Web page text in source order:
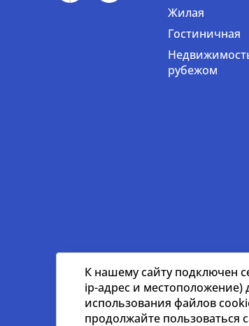
Жилая
Гостиничная
рубежом
© nikoliers.ru 1994 - 2026Все права
К нашему сайту подключен
ip-адрес и
использования файлов
продолжайте пользоваться